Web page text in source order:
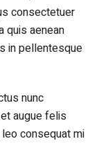
consectetuer
quis aenean
in pellentesque
nunc
augue felis
consequat mi